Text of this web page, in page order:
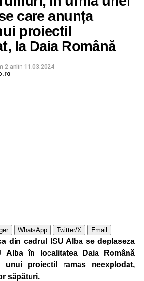
care anunța
proiectil
la Daia Română
2 aniîn 11.03.2024
WhatsApp Twitter/X Email
din cadrul ISU Alba se deplaseza
Alba în localitatea Daia Română
unui proiectil ramas neexplodat,
săpături.